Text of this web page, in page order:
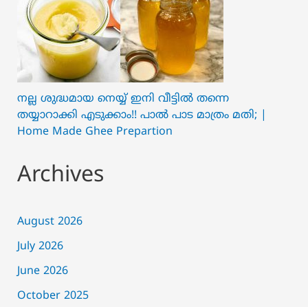
നല്ല ശുദ്ധമായ നെയ്യ് ഇനി വീട്ടിൽ തന്നെ
തയ്യാറാക്കി എടുക്കാം!! പാൽ പാട മാത്രം മതി; |
Home Made Ghee Prepartion
Archives
August 2026
July 2026
June 2026
October 2025